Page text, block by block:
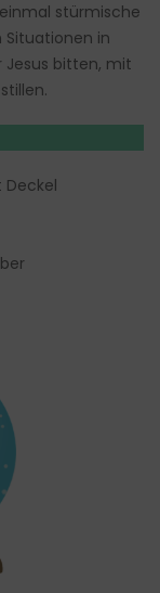
stürmische
Situationen in
Jesus bitten, mit
Deckel